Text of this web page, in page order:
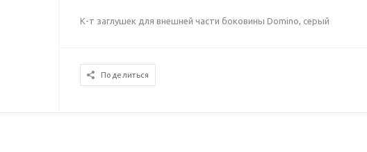
К-т заглушек для внешней части боковины Domino, серый
Поделиться